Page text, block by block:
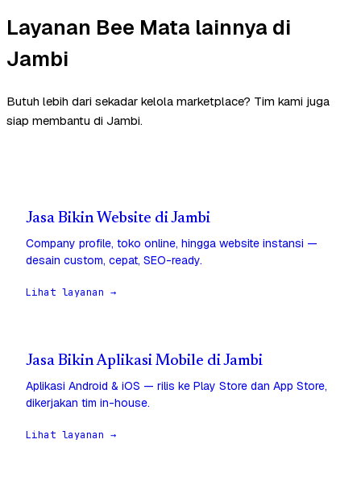
Layanan Bee Mata lainnya di
Jambi
Butuh lebih dari sekadar kelola marketplace? Tim kami juga
siap membantu di Jambi.
Jasa Bikin Website di Jambi
Company profile, toko online, hingga website instansi —
desain custom, cepat, SEO-ready.
Lihat layanan →
Jasa Bikin Aplikasi Mobile di Jambi
Aplikasi Android & iOS — rilis ke Play Store dan App Store,
dikerjakan tim in-house.
Lihat layanan →